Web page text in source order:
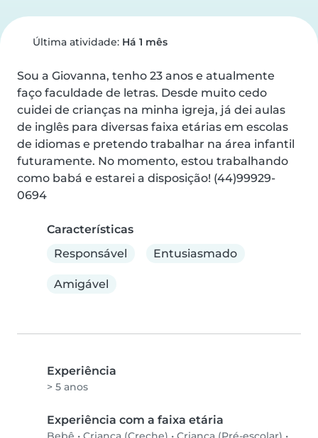
Última atividade: Há 1 mês
Sou a Giovanna, tenho 23 anos e atualmente
faço faculdade de letras. Desde muito cedo
cuidei de crianças na minha igreja, já dei aulas
de inglês para diversas faixa etárias em escolas
de idiomas e pretendo trabalhar na área infantil
futuramente. No momento, estou trabalhando
como babá e estarei a disposição! (44)99929-
0694
Características
Responsável
Entusiasmado
Amigável
Experiência
> 5 anos
Experiência com a faixa etária